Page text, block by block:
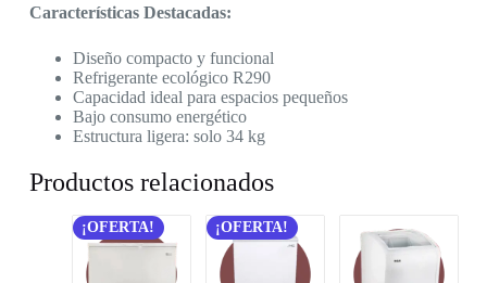
Características Destacadas:
Diseño compacto y funcional
Refrigerante ecológico R290
Capacidad ideal para espacios pequeños
Bajo consumo energético
Estructura ligera: solo 34 kg
Productos relacionados
¡OFERTA! ¡OFERTA!